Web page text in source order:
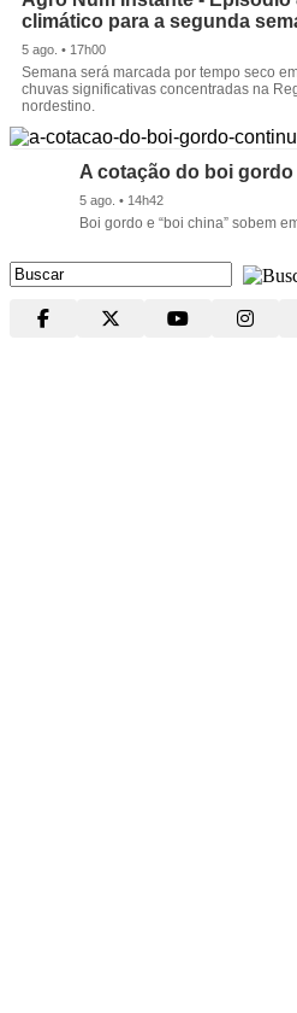
climático para a segunda
5 ago. • 17h00
Semana será marcada por tempo seco
chuvas significativas concentradas na
nordestino.
A cotação do boi
5 ago. • 14h42
Boi gordo e “boi china” sobem